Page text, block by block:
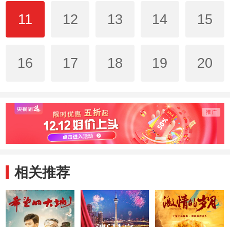
11 12 13 14 15
16 17 18 19 20
相关推荐